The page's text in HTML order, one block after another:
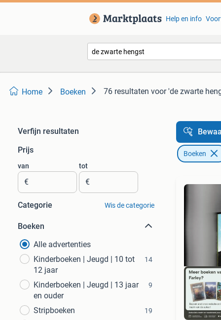
Help en info
Home Boeken 76 resultaten voor 'de zwarte
Verfijn resultaten
Prijs
van
€
tot
€
Categorie Wis de categorie
Boeken
Alle advertenties
Kinderboeken | Jeugd | 10 tot
12 jaar
14
Kinderboeken | Jeugd | 13 jaar
en ouder
9
Stripboeken 19
Boeken